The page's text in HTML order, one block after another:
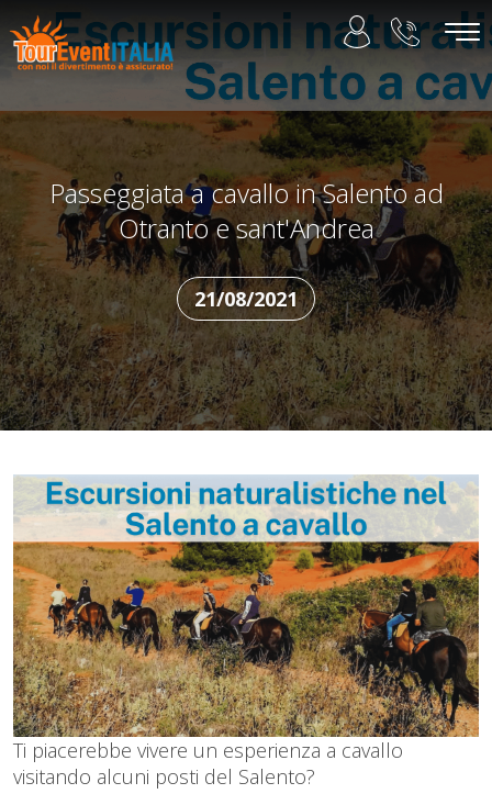
Passeggiata a cavallo in Salento ad
Otranto e sant'Andrea
21/08/2021
Ti piacerebbe vivere un esperienza a cavallo
visitando alcuni posti del Salento?